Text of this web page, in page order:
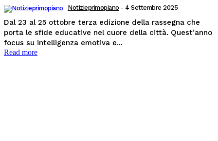
Notizieprimopiano - 4 Settembre 2025
Dal 23 al 25 ottobre terza edizione della rassegna che
porta le sfide educative nel cuore della città. Quest’anno
focus su intelligenza emotiva e...
Read more